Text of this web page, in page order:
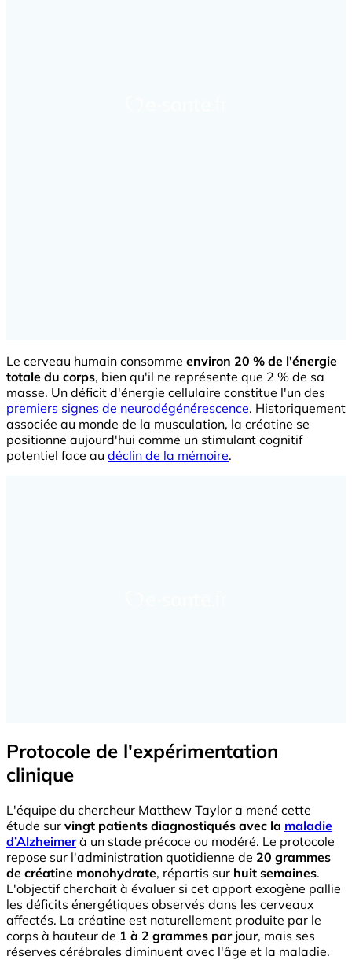
Le cerveau humain consomme environ 20 % de l'énergie
totale du corps, bien qu'il ne représente que 2 % de sa
masse. Un déficit d'énergie cellulaire constitue l'un des
premiers signes de neurodégénérescence. Historiquement
associée au monde de la musculation, la créatine se
positionne aujourd'hui comme un stimulant cognitif
potentiel face au déclin de la mémoire.
Protocole de l'expérimentation
clinique
L'équipe du chercheur Matthew Taylor a mené cette
étude sur vingt patients diagnostiqués avec la maladie
d’Alzheimerà un stade précoce ou modéré. Le protocole
repose sur l'administration quotidienne de 20 grammes
de créatine monohydrate, répartis sur huit semaines.
L'objectif cherchait à évaluer si cet apport exogène pallie
les déficits énergétiques observés dans les cerveaux
affectés. La créatine est naturellement produite par le
corps à hauteur de 1 à 2 grammes par jour, mais ses
réserves cérébrales diminuent avec l'âge et la maladie.